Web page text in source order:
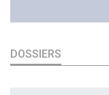
DOSSIERS